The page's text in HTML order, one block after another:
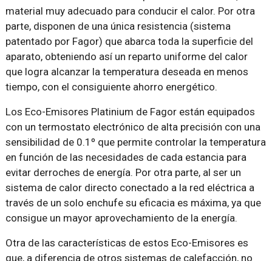
material muy adecuado para conducir el calor. Por otra
parte, disponen de una única resistencia (sistema
patentado por Fagor) que abarca toda la superficie del
aparato, obteniendo así un reparto uniforme del calor
que logra alcanzar la temperatura deseada en menos
tiempo, con el consiguiente ahorro energético.
Los Eco-Emisores Platinium de Fagor están equipados
con un termostato electrónico de alta precisión con una
sensibilidad de 0.1º que permite controlar la temperatura
en función de las necesidades de cada estancia para
evitar derroches de energía. Por otra parte, al ser un
sistema de calor directo conectado a la red eléctrica a
través de un solo enchufe su eficacia es máxima, ya que
consigue un mayor aprovechamiento de la energía.
Otra de las características de estos Eco-Emisores es
que, a diferencia de otros sistemas de calefacción, no